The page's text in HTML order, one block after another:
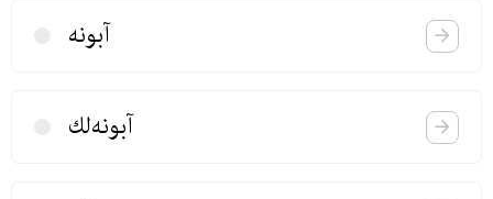
آبونه‌
آبونه‌لك